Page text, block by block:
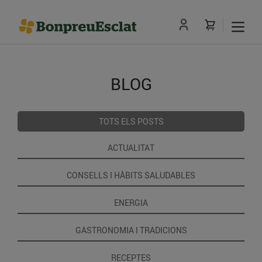
BLOG
TOTS ELS POSTS
ACTUALITAT
CONSELLS I HÀBITS SALUDABLES
ENERGIA
GASTRONOMIA I TRADICIONS
RECEPTES